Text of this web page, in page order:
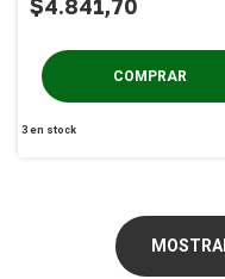
$4.841,70
3en stock